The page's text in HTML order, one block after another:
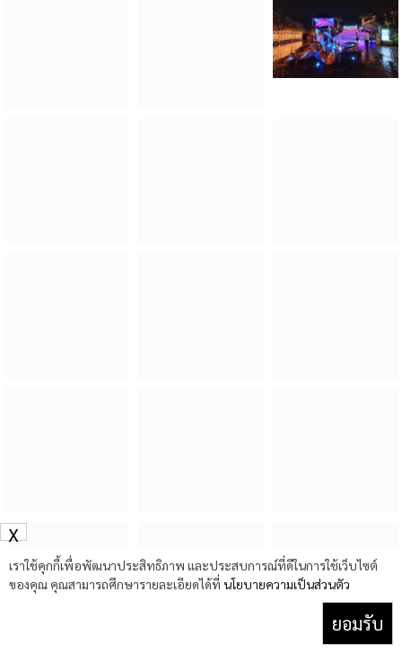
เราใช้คุกกี้เพื่อพัฒนาประสิทธิภาพ และประสบการณ์ที่ดีในการใช้เว็บไซต์
ของคุณ คุณสามารถศึกษารายละเอียดได้ที่ นโยบายความเป็นส่วนตัว
ยอมรับ
X